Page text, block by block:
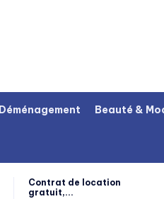
Beauté &
Contrat de location
gratuit,...